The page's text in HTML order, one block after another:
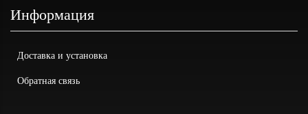
Информация
Доставка и установка
Обратная связь